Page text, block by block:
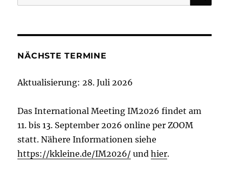
nach:
NÄCHSTE TERMINE
Aktualisierung: 28. Juli 2026
Das International Meeting IM2026 findet am
11. bis 13. September 2026 online per ZOOM
statt. Nähere Informationen siehe
https://kkleine.de/IM2026/ undhier.